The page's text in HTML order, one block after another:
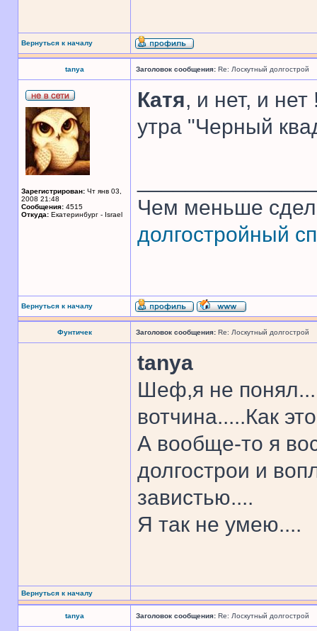
Вернуться к началу
tanya Заголовок сообщения: Re: Лоскутный долгострой
Зарегистрирован: Чт янв 03,
2008 21:48
Сообщения: 4515
Откуда: Екатеринбург - Israel
Катя, и нет, и
утра "Черный
Чем меньше
долгостройный
Вернуться к началу
Фунтичек Заголовок сообщения: Re: Лоскутный долгострой
tanya
Шеф,я не
вотчина.....Как
А вообще-то я
долгострои и
завистью....
Я так не умею....
Вернуться к началу
tanya Заголовок сообщения: Re: Лоскутный долгострой